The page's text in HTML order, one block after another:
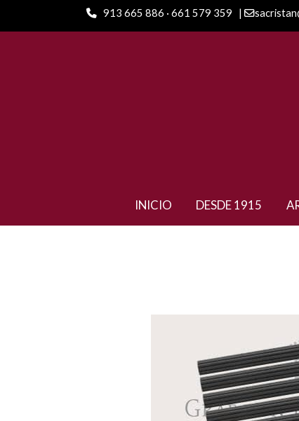
913 665 886 · 661 579 359 |
INICIO DESDE 1915
ARTÍCULOS Lápices de bolsillo Nº V